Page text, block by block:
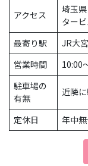
アクセス
埼玉
ター
最寄り駅
JR大
営業時間
10:00
駐車場の
有無
近隣
定休日 年中